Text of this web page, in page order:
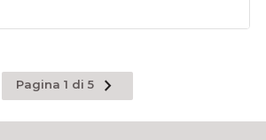
Pagina 1 di 5
Pagina
successiva